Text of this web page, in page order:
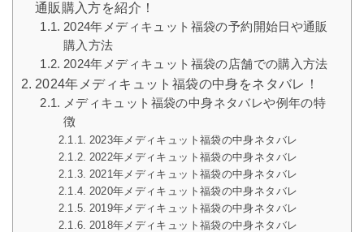
通販購入方を紹介！
2024年メディキュット福袋の予約開始日や通販
購入方法
2024年メディキュット福袋の店舗での購入方法
2024年メディキュット福袋の中身をネタバレ！
メディキュット福袋の中身ネタバレや例年の特
徴
2023年メディキュット福袋の中身ネタバレ
2022年メディキュット福袋の中身ネタバレ
2021年メディキュット福袋の中身ネタバレ
2020年メディキュット福袋の中身ネタバレ
2019年メディキュット福袋の中身ネタバレ
2018年メディキュット福袋の中身ネタバレ